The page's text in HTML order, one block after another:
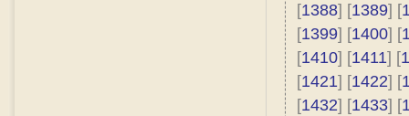
[1388] [1389] [
[1399] [1400] [
[1410] [1411] [
[1421] [1422] [
[1432] [1433] [